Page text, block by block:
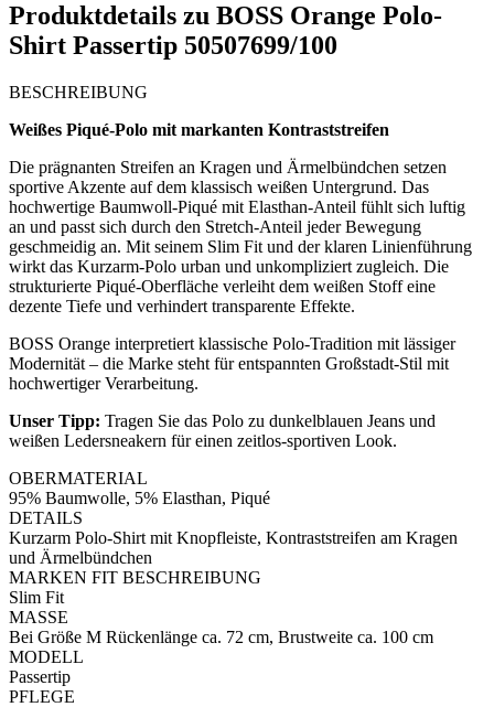
Produktdetails zu BOSS Orange Polo-
Shirt Passertip 50507699/100
BESCHREIBUNG
Weißes Piqué-Polo mit markanten Kontraststreifen
Die prägnanten Streifen an Kragen und Ärmelbündchen setzen
sportive Akzente auf dem klassisch weißen Untergrund. Das
hochwertige Baumwoll-Piqué mit Elasthan-Anteil fühlt sich luftig
an und passt sich durch den Stretch-Anteil jeder Bewegung
geschmeidig an. Mit seinem Slim Fit und der klaren Linienführung
wirkt das Kurzarm-Polo urban und unkompliziert zugleich. Die
strukturierte Piqué-Oberfläche verleiht dem weißen Stoff eine
dezente Tiefe und verhindert transparente Effekte.
BOSS Orange interpretiert klassische Polo-Tradition mit lässiger
Modernität – die Marke steht für entspannten Großstadt-Stil mit
hochwertiger Verarbeitung.
Unser Tipp: Tragen Sie das Polo zu dunkelblauen Jeans und
weißen Ledersneakern für einen zeitlos-sportiven Look.
OBERMATERIAL
95% Baumwolle, 5% Elasthan, Piqué
DETAILS
Kurzarm Polo-Shirt mit Knopfleiste, Kontraststreifen am Kragen
und Ärmelbündchen
MARKEN FIT BESCHREIBUNG
Slim Fit
MASSE
Bei Größe M Rückenlänge ca. 72 cm, Brustweite ca. 100 cm
MODELL
Passertip
PFLEGE